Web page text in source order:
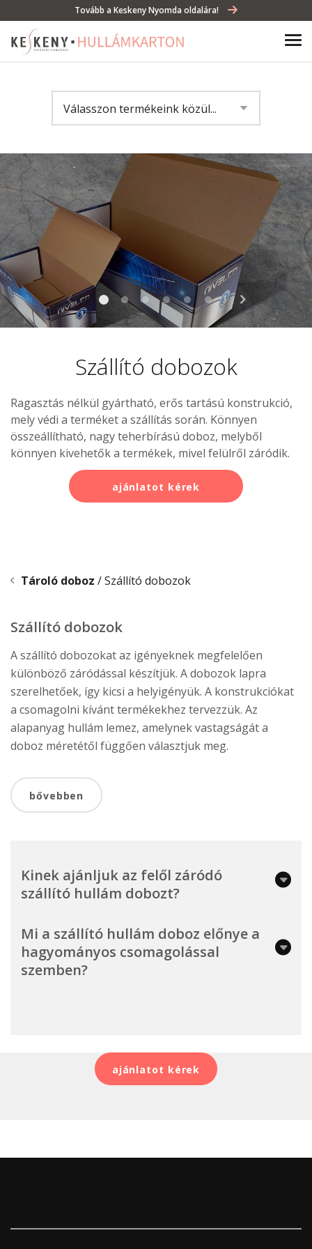
Tovább a Keskeny Nyomda oldalára!
Válasszon termékeink közül...
Tároló doboz
Italos doboz
Display
Bag in box
Szállító dobozok
Ragasztás nélkül gyártható, erős tartású konstrukció,
mely védi a terméket a szállítás során. Könnyen
összeállítható, nagy teherbírású doboz, melyből
könnyen kivehetők a termékek, mivel felülről záródik.
ajánlatot kérek
Tároló doboz /Szállító dobozok
Szállító dobozok
A szállító dobozokat az igényeknek megfelelően
különböző záródással készítjük. A dobozok lapra
szerelhetőek, így kicsi a helyigényük. A konstrukciókat
a csomagolni kívánt termékekhez tervezzük. Az
alapanyag hullám lemez, amelynek vastagságát a
doboz méretétől függően választjuk meg.
bővebben
Kinek ajánljuk az felől záródó
szállító hullám dobozt?
Mi a szállító hullám doboz előnye a
hagyományos csomagolással
szemben?
ajánlatot kérek